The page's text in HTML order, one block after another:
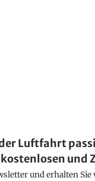
Luftfahrt
und
und erhalten